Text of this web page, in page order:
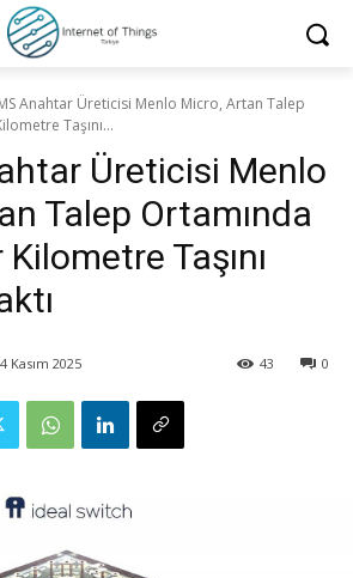
Anahtar Üreticisi Menlo Micro, Artan Talep
Taşını...
Üreticisi Menlo
Talep Ortamında
Taşını
Kasım 2025 0
43